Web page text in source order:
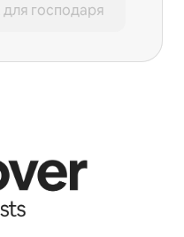
господаря